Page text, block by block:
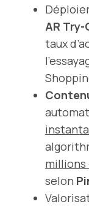
AR Try-
taux
selon